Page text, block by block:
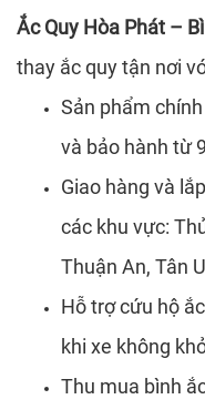
Ắc Quy Hòa Phát –
thay ắc quy tận nơi
Sản phẩm
và bảo hành từ
Giao hàng và
các khu vực:
Thuận An, Tân
Hỗ trợ cứu hộ
khi xe không
Thu mua bình